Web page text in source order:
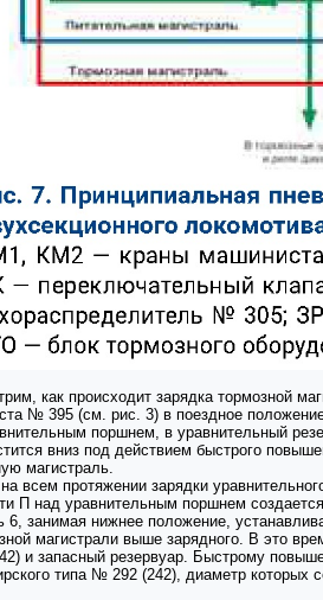
как происходит зарядка тормозной
№ 395 (см. рис. 3) в поездное
поршнем, в уравнительный
вниз под действием быстрого
магистраль.
на всем протяжении зарядки
П над уравнительным поршнем
6, занимая нижнее положение,
магистрали выше зарядного. В это
и запасный резервуар. Быстрому
типа № 292 (242), диаметр которых